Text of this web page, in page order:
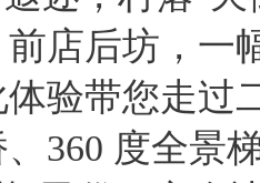
店后坊，一
验带您走过
360 度全景